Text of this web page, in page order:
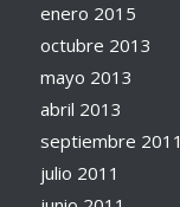
enero 2015
octubre 2013
mayo 2013
abril 2013
septiembre 2011
julio 2011